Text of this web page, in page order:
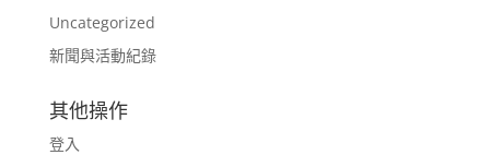
Uncategorized
新聞與活動紀錄
其他操作
登入